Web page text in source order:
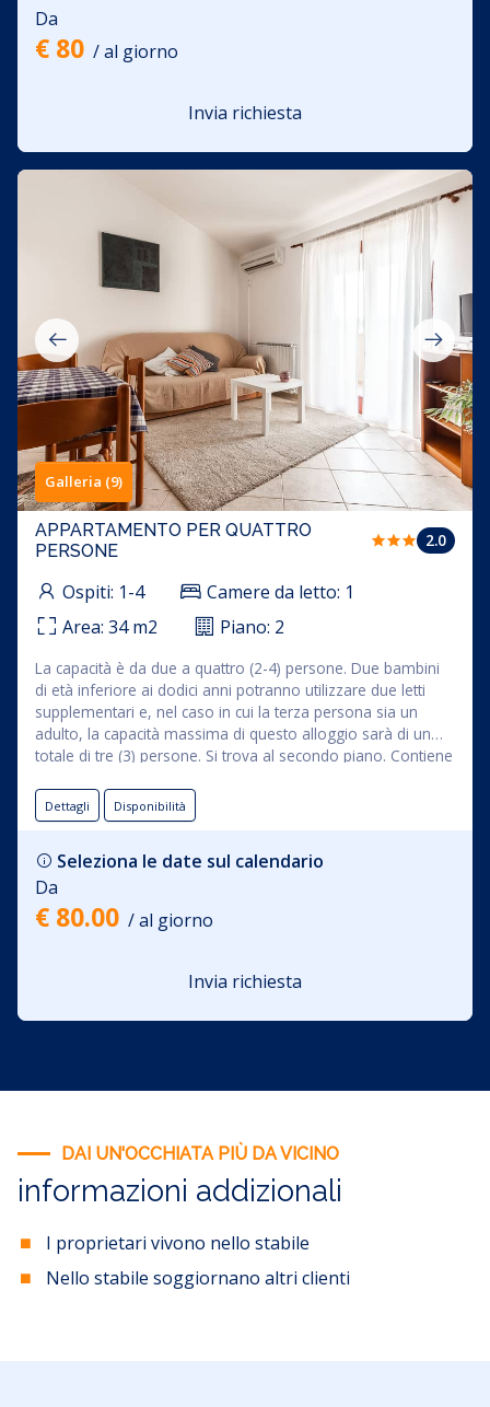
Da
€ 80 / al giorno
Invia richiesta
Galleria (9)
APPARTAMENTO PER QUATTRO
PERSONE
2.0
Ospiti: 1-4 Camere da letto: 1
Area: 34m2 Piano: 2
La capacità è da due a quattro (2-4) persone. Due bambini
di età inferiore ai dodici anni potranno utilizzare due letti
supplementari e, nel caso in cui la terza persona sia un
adulto, la capacità massima di questo alloggio sarà di un
totale di tre (3) persone. Si trova al secondo piano. Contiene
un soggiorno con TV, una camera con letto matrimoniale e
un bagno.Nel soggiorno c'è un divano che può essere
persone. Dal soggiorno si accede al terrazzo dove si trova
una zona salotto.
compreso l'uso di: biancheria da letto, asciugamani, Wi-Fi e
aria condizionata.
Dettagli Disponibilità
Seleziona le date sul calendario
Da
€ 80.00 / al giorno
Invia richiesta
DAI UN'OCCHIATA PIÙ DA VICINO
informazioni addizionali
I proprietari vivono nello stabile
Nello stabile soggiornano altri clienti